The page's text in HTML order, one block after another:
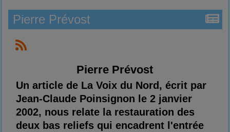
Pierre Prévost
Pierre Prévost
Un article de La Voix du Nord, écrit par
Jean-Claude Poinsignon le 2 janvier
2002, nous relate la restauration des
deux bas reliefs qui encadrent l'entrée